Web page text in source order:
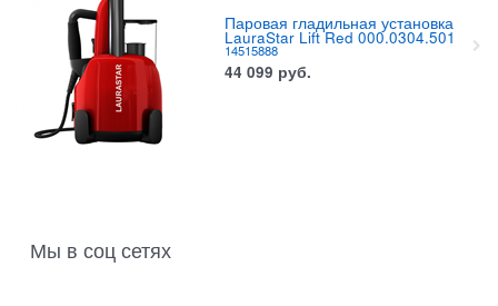
Паровая гладильная установка
LauraStar Lift Red 000.0304.501
14515888
44 099 руб.
Мы в соц сетях